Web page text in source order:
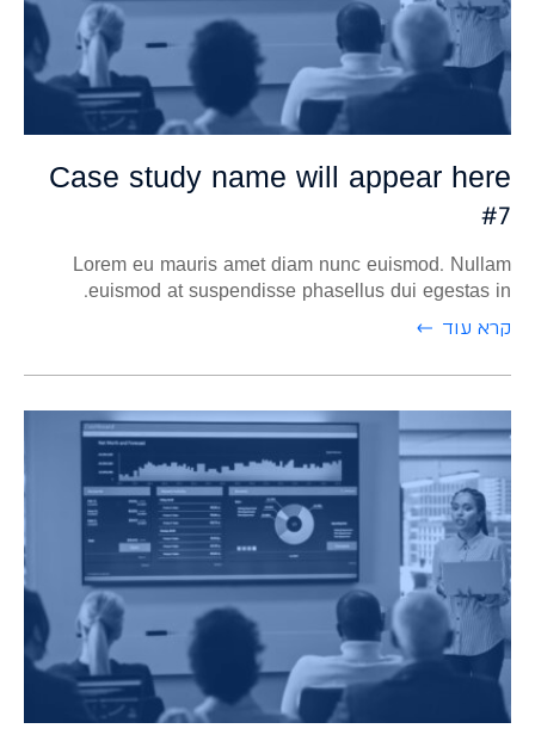
Case study name will appear here
#7
Lorem eu mauris amet diam nunc euismod. Nullam
euismod at suspendisse phasellus dui egestas in.
קרא עוד